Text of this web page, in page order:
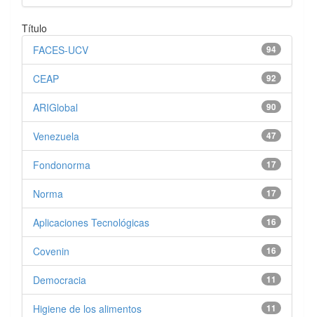
Título
94
FACES-UCV
92
CEAP
90
ARIGlobal
47
Venezuela
17
Fondonorma
17
Norma
16
Aplicaciones Tecnológicas
16
Covenin
11
Democracia
11
Higiene de los alimentos